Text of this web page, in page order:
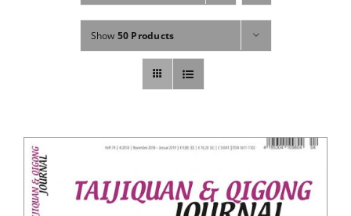
Fachbücher
Poster, Karten, Medien
Abo
Show 50 Products